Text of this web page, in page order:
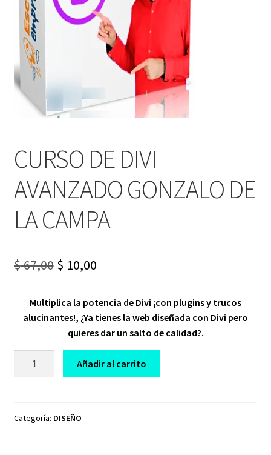
CURSO DE DIVI
AVANZADO GONZALO DE
LA CAMPA
$67,00 Original
was:
$ 67,00.
$ 10,00Current
is:
$ 10,00.
Multiplica la potencia de Divi ¡con plugins y trucos
alucinantes!, ¿Ya tienes la web diseñada con Divi pero
quieres dar un salto de calidad?.
GONZALO
Añadir al carrito
Categoría: DISEÑO